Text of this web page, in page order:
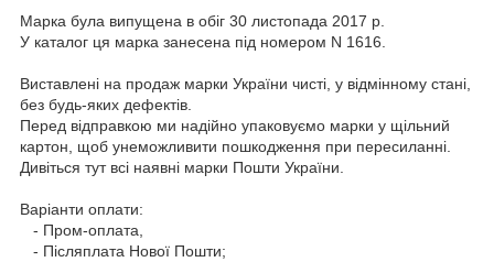
Марка була випущена в обіг 30 листопада 2017 р.
У каталог ця марка занесена під номером N 1616.
Виставлені на продаж марки України чисті, у відмінному стані,
без будь-яких дефектів.
Перед відправкою ми надійно упаковуємо марки у щільний
картон, щоб унеможливити пошкодження при пересиланні.
Дивіться тут всі наявні марки Пошти України.
Варіанти оплати:
- Пром-оплата,
- Післяплата Нової Пошти;